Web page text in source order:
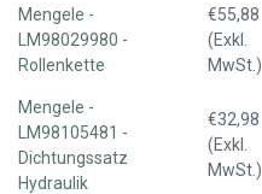
Mengele -
LM98029980 -
Rollenkette
€55,88
(Exkl.
MwSt.)
Mengele -
LM98105481 -
Dichtungssatz
Hydraulik
€32,98
(Exkl.
MwSt.)